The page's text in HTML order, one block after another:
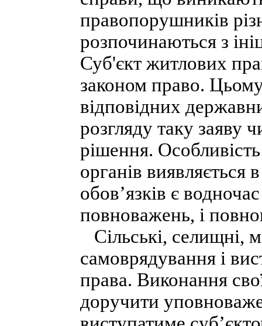
правопорушників
розпочинаються з
Суб'єкт житлових
законом право.
відповідних
розгляду таку заяву
рішення.
органів
обов’язків є
повноважень, і
Сільські, селищні,
самоврядування і
права. Виконання
доручити